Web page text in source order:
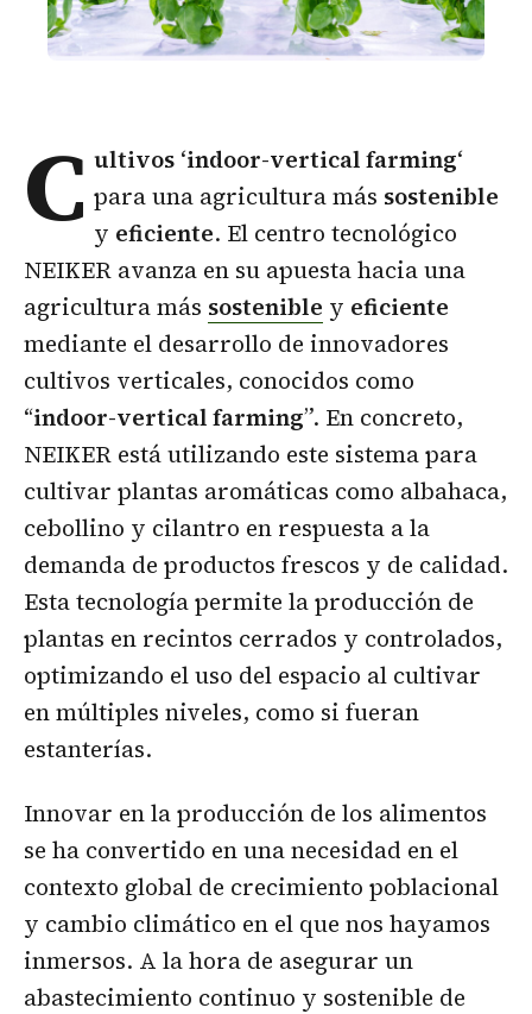
C ultivos ‘indoor-vertical farming‘
para una agricultura más sostenible
y eficiente. El centro tecnológico
NEIKER avanza en su apuesta hacia una
agricultura más sostenible y eficiente
mediante el desarrollo de innovadores
cultivos verticales, conocidos como
“indoor-vertical farming”. En concreto,
NEIKER está utilizando este sistema para
cultivar plantas aromáticas como albahaca,
cebollino y cilantro en respuesta a la
demanda de productos frescos y de calidad.
Esta tecnología permite la producción de
plantas en recintos cerrados y controlados,
optimizando el uso del espacio al cultivar
en múltiples niveles, como si fueran
estanterías.
Innovar en la producción de los alimentos
se ha convertido en una necesidad en el
contexto global de crecimiento poblacional
y cambio climático en el que nos hayamos
inmersos. A la hora de asegurar un
abastecimiento continuo y sostenible de